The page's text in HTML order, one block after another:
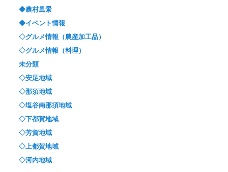
◆農村風景
◆イベント情報
◇グルメ情報（農産加工品）
◇グルメ情報（料理）
未分類
◇安足地域
◇那須地域
◇塩谷南那須地域
◇下都賀地域
◇芳賀地域
◇上都賀地域
◇河内地域